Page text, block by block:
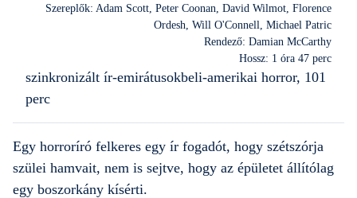
Szereplők: Adam Scott, Peter Coonan, David Wilmot, Florence
Ordesh, Will O'Connell, Michael Patric
Rendező: Damian McCarthy
Hossz: 1 óra 47 perc
szinkronizált ír-emirátusokbeli-amerikai horror, 101
perc
Egy horroríró felkeres egy ír fogadót, hogy szétszórja
szülei hamvait, nem is sejtve, hogy az épületet állítólag
egy boszorkány kísérti.